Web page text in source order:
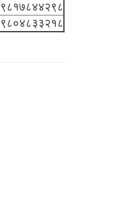
९८१७८४४२९८
९८०४८३३२१८